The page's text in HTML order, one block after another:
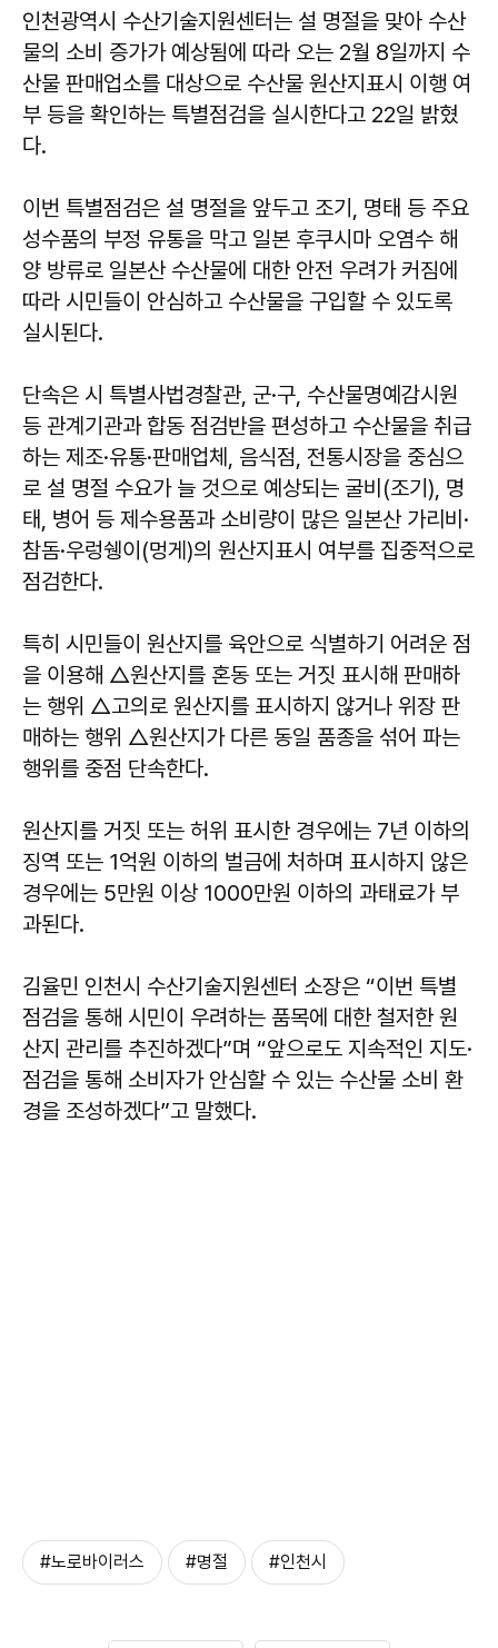
인천광역시 수산기술지원센터는 설 명절을 맞아 수산
물의 소비 증가가 예상됨에 따라 오는 2월 8일까지 수
산물 판매업소를 대상으로 수산물 원산지표시 이행 여
부 등을 확인하는 특별점검을 실시한다고 22일 밝혔
다.
이번 특별점검은 설 명절을 앞두고 조기, 명태 등 주요
성수품의 부정 유통을 막고 일본 후쿠시마 오염수 해
양 방류로 일본산 수산물에 대한 안전 우려가 커짐에
따라 시민들이 안심하고 수산물을 구입할 수 있도록
실시된다.
단속은 시 특별사법경찰관, 군·구, 수산물명예감시원
등 관계기관과 합동 점검반을 편성하고 수산물을 취급
하는 제조·유통·판매업체, 음식점, 전통시장을 중심으
로 설 명절 수요가 늘 것으로 예상되는 굴비(조기), 명
태, 병어 등 제수용품과 소비량이 많은 일본산 가리비·
참돔·우렁쉥이(멍게)의 원산지표시 여부를 집중적으로
점검한다.
특히 시민들이 원산지를 육안으로 식별하기 어려운 점
을 이용해 △원산지를 혼동 또는 거짓 표시해 판매하
는 행위 △고의로 원산지를 표시하지 않거나 위장 판
매하는 행위 △원산지가 다른 동일 품종을 섞어 파는
행위를 중점 단속한다.
원산지를 거짓 또는 허위 표시한 경우에는 7년 이하의
징역 또는 1억원 이하의 벌금에 처하며 표시하지 않은
경우에는 5만원 이상 1000만원 이하의 과태료가 부
과된다.
김율민 인천시 수산기술지원센터 소장은 “이번 특별
점검을 통해 시민이 우려하는 품목에 대한 철저한 원
산지 관리를 추진하겠다”며 “앞으로도 지속적인 지도·
점검을 통해 소비자가 안심할 수 있는 수산물 소비 환
경을 조성하겠다”고 말했다.
#노로바이러스 #명절 #인천시